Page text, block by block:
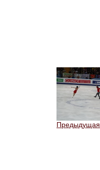
Предыдущая